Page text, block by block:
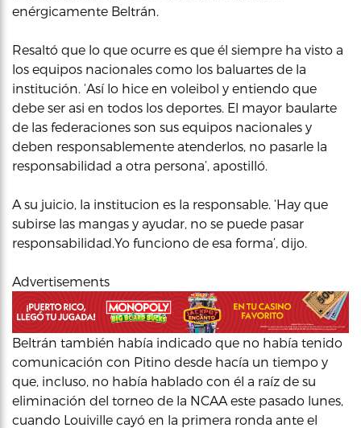
enérgicamente Beltrán.
Resaltó que lo que ocurre es que él siempre ha visto a
los equipos nacionales como los baluartes de la
institución. ‘Así lo hice en voleibol y entiendo que
debe ser asi en todos los deportes. El mayor baularte
de las federaciones son sus equipos nacionales y
deben responsablemente atenderlos, no pasarle la
responsabilidad a otra persona’, apostilló.
A su juicio, la institucion es la responsable. ‘Hay que
subirse las mangas y ayudar, no se puede pasar
responsabilidad.Yo funciono de esa forma’, dijo.
Advertisements
Beltrán también había indicado que no había tenido
comunicación con Pitino desde hacía un tiempo y
que, incluso, no había hablado con él a raíz de su
eliminación del torneo de la NCAA este pasado lunes,
cuando Louiville cayó en la primera ronda ante el